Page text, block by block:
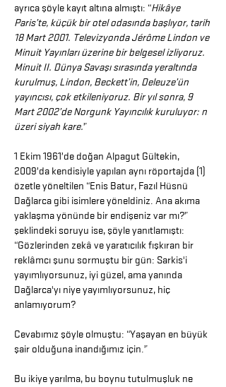
ayrıca şöyle kayıt altına almıştı: “Hikâye
Paris’te, küçük bir otel odasında başlıyor, tarih
18 Mart 2001. Televizyonda Jérôme Lindon ve
Minuit Yayınları üzerine bir belgesel izliyoruz.
Minuit II. Dünya Savaşı sırasında yeraltında
kurulmuş, Lindon, Beckett’in, Deleuze’ün
yayıncısı, çok etkileniyoruz. Bir yıl sonra, 9
Mart 2002’de Norgunk Yayıncılık kuruluyor: n
üzeri siyah kare.”
1 Ekim 1961’de doğan Alpagut Gültekin,
2009’da kendisiyle yapılan aynı röportajda (1)
özetle yöneltilen “Enis Batur, Fazıl Hüsnü
Dağlarca gibi isimlere yöneldiniz. Ana akıma
yaklaşma yönünde bir endişeniz var mı?”
şeklindeki soruyu ise, şöyle yanıtlamıştı:
“Gözlerinden zekâ ve yaratıcılık fışkıran bir
reklâmcı şunu sormuştu bir gün: Sarkis'i
yayımlıyorsunuz, iyi güzel, ama yanında
Dağlarca'yı niye yayımlıyorsunuz, hiç
anlamıyorum?
Cevabımız şöyle olmuştu: “Yaşayan en büyük
şair olduğuna inandığımız için.”
Bu ikiye yarılma, bu boynu tutulmuşluk ne